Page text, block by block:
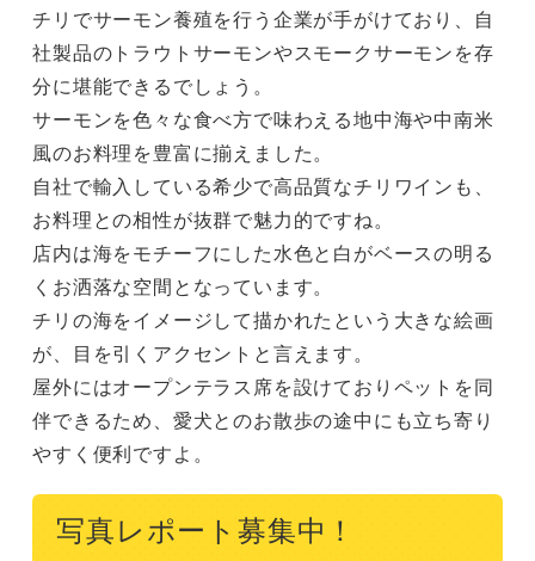
チリでサーモン養殖を行う企業が手がけており、自
社製品のトラウトサーモンやスモークサーモンを存
分に堪能できるでしょう。
サーモンを色々な食べ方で味わえる地中海や中南米
風のお料理を豊富に揃えました。
自社で輸入している希少で高品質なチリワインも、
お料理との相性が抜群で魅力的ですね。
店内は海をモチーフにした水色と白がベースの明る
くお洒落な空間となっています。
チリの海をイメージして描かれたという大きな絵画
が、目を引くアクセントと言えます。
屋外にはオープンテラス席を設けておりペットを同
伴できるため、愛犬とのお散歩の途中にも立ち寄り
やすく便利ですよ。
写真レポート募集中！